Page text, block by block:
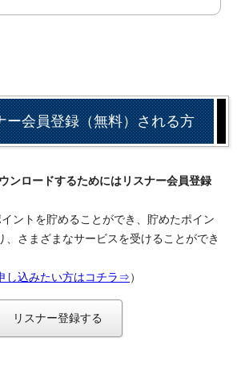
ー会員登録（無料）される方
ンロードするためにはリスナー会員登録
ントを貯めることができ、貯めたポイン
、さまざまなサービスを受けることができ
し込みたい方はコチラ⇒）
リスナー登録する